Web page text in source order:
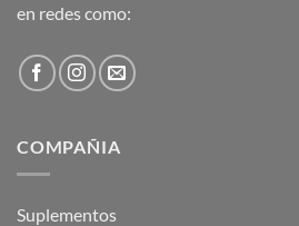
en redes como:
COMPAÑIA
Suplementos